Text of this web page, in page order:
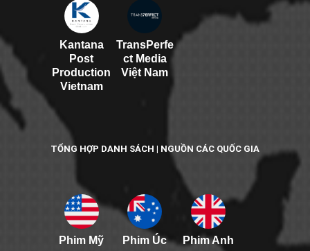
Kantana
Post
Production
Vietnam
TransPerfe
ct Media
Việt Nam
TỔNG HỢP DANH SÁCH | NGUỒN CÁC QUỐC GIA
Phim Mỹ Phim Úc Phim Anh